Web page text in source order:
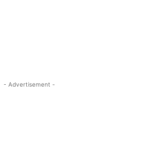
- Advertisement -